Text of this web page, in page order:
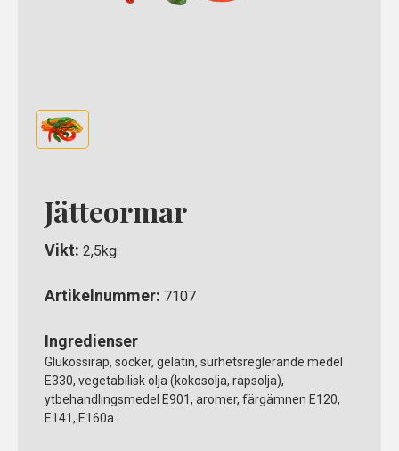
Jätteormar
Vikt: 2,5kg
Artikelnummer: 7107
Ingredienser
Glukossirap, socker, gelatin, surhetsreglerande medel
E330, vegetabilisk olja (kokosolja, rapsolja),
ytbehandlingsmedel E901, aromer, färgämnen E120,
E141, E160a.